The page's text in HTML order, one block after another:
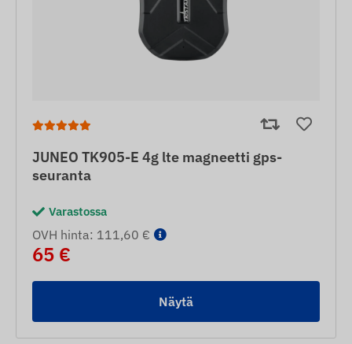
JUNEO TK905-E 4g lte magneetti gps-
seuranta
Varastossa
OVH hinta: 111,60 €
65 €
Näytä